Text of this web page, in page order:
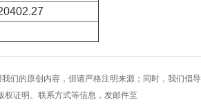
们的原创内容，但请严格注明来源；同时，我们倡导
证明、联系方式等信息，发邮件至